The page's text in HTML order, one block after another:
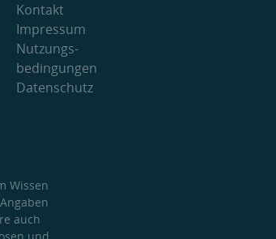
Kontakt
Impressum
Nutzungs­
bedingungen
Datenschutz
Wissen
auch